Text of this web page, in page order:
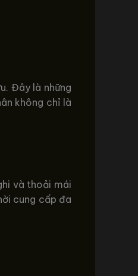
Đây là những
không chỉ là
và thoải mái
cung cấp đa